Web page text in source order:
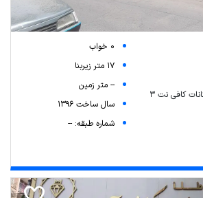
مغازه ۱۷ متری با همه امکانات کافی نت ۳
0 خواب
17 متر زیربنا
-- متر زمین
سال ساخت 1396
شماره طبقه: --